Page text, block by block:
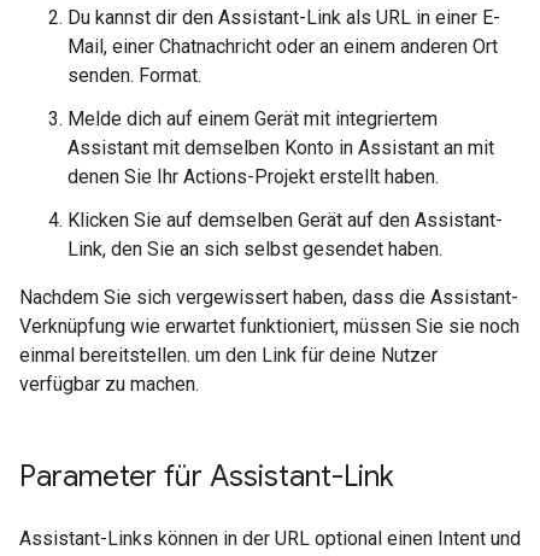
Du kannst dir den Assistant-Link als URL in einer E-
Mail, einer Chatnachricht oder an einem anderen Ort
senden. Format.
Melde dich auf einem Gerät mit integriertem
Assistant mit demselben Konto in Assistant an mit
denen Sie Ihr Actions-Projekt erstellt haben.
Klicken Sie auf demselben Gerät auf den Assistant-
Link, den Sie an sich selbst gesendet haben.
Nachdem Sie sich vergewissert haben, dass die Assistant-
Verknüpfung wie erwartet funktioniert, müssen Sie sie noch
einmal bereitstellen. um den Link für deine Nutzer
verfügbar zu machen.
Parameter für Assistant-Link
Assistant-Links können in der URL optional einen Intent und